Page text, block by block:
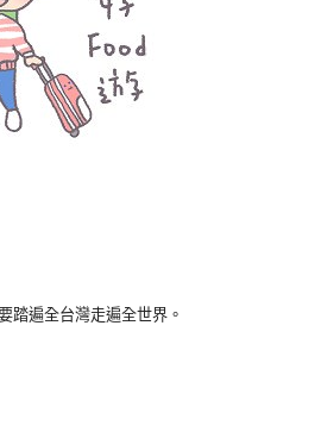
踏遍全台灣走遍全世界。